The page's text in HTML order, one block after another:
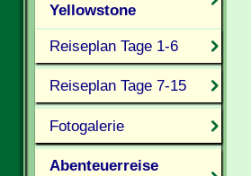
Yellowstone
Reiseplan Tage 1-6
Reiseplan Tage 7-15
Fotogalerie
Abenteuerreise